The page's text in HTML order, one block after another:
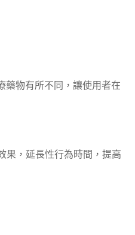
藥物有所不同，讓使用者在
果，延長性行為時間，提高